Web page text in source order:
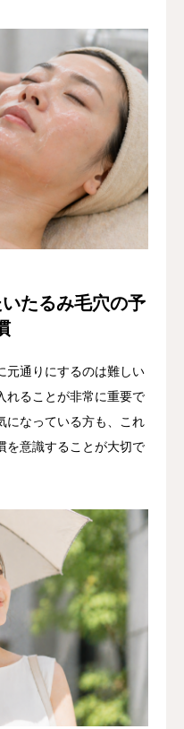
たるみ毛穴の予
元通りにするのは難しい
れることが非常に重要で
になっている方も、これ
を意識することが大切で